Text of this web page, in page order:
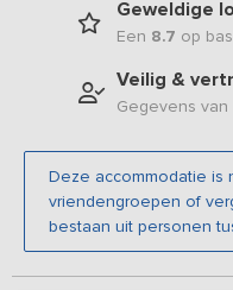
Geweldige
Een 8.7 op
Veilig &
Gegevens
Deze accommodatie is
vriendengroepen of
bestaan uit personen